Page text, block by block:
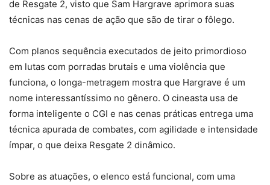
de Resgate 2, visto que Sam Hargrave aprimora suas
técnicas nas cenas de ação que são de tirar o fôlego.
Com planos sequência executados de jeito primordioso
em lutas com porradas brutais e uma violência que
funciona, o longa-metragem mostra que Hargrave é um
nome interessantíssimo no gênero. O cineasta usa de
forma inteligente o CGI e nas cenas práticas entrega uma
técnica apurada de combates, com agilidade e intensidade
ímpar, o que deixa Resgate 2 dinâmico.
Sobre as atuações, o elenco está funcional, com uma